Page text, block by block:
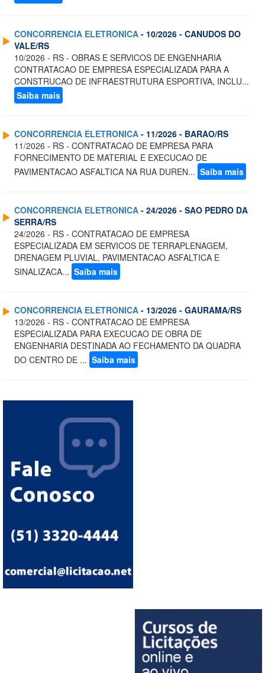
CONCORRENCIA ELETRONICA - 10/2026 - CANUDOS DO
VALE/RS
10/2026 - RS - OBRAS E SERVICOS DE ENGENHARIA
CONTRATACAO DE EMPRESA ESPECIALIZADA PARA A
CONSTRUCAO DE INFRAESTRUTURA ESPORTIVA, INCLU...
Saiba mais
CONCORRENCIA ELETRONICA - 11/2026 - BARAO/RS
11/2026 - RS - CONTRATACAO DE EMPRESA PARA
FORNECIMENTO DE MATERIAL E EXECUCAO DE
PAVIMENTACAO ASFALTICA NA RUA DUREN... Saiba mais
CONCORRENCIA ELETRONICA - 24/2026 - SAO PEDRO DA
SERRA/RS
24/2026 - RS - CONTRATACAO DE EMPRESA
ESPECIALIZADA EM SERVICOS DE TERRAPLENAGEM,
DRENAGEM PLUVIAL, PAVIMENTACAO ASFALTICA E
SINALIZACA... Saiba mais
CONCORRENCIA ELETRONICA - 13/2026 - GAURAMA/RS
13/2026 - RS - CONTRATACAO DE EMPRESA
ESPECIALIZADA PARA EXECUCAO DE OBRA DE
ENGENHARIA DESTINADA AO FECHAMENTO DA QUADRA
DO CENTRO DE ... Saiba mais